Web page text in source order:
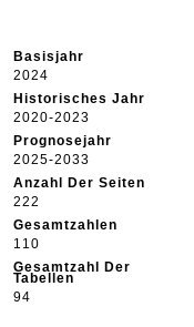
Basisjahr
2024
Historisches Jahr
2020-2023
Prognosejahr
2025-2033
Anzahl Der Seiten
222
Gesamtzahlen
110
Gesamtzahl Der
Tabellen
94